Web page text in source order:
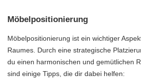
Möbelpositionierung
Möbelpositionierung ist ein wichtiger
Raumes. Durch eine strategische
du einen harmonischen und gemütlichen
sind einige Tipps, die dir dabei helfen: